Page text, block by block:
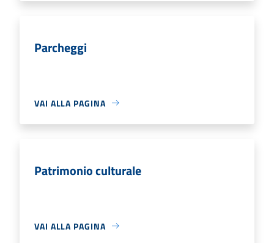
Parcheggi
VAI ALLA PAGINA
Patrimonio culturale
VAI ALLA PAGINA